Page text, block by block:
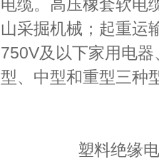
电缆。高压橡套软电
山采掘机械；起重运
750V及以下家用电
型、中型
塑料绝缘电力电